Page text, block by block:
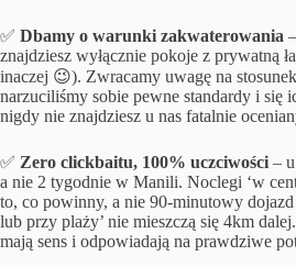
✅ Dbamy o warunki zakwaterowania
znajdziesz wyłącznie pokoje z prywatną
inaczej 😉). Zwracamy uwagę na
narzuciliśmy sobie pewne standardy i się
nigdy nie znajdziesz u nas fatalnie
✅ Zero clickbaitu, 100% uczciwości –
a nie 2 tygodnie w Manili. Noclegi ‘w
to, co powinny, a nie 90-minutowy
lub przy plaży’ nie mieszczą się 4km
mają sens i odpowiadają na prawdziwe